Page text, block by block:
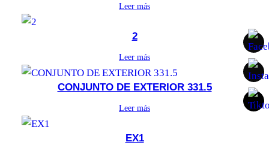
Leer más
2
Leer más
CONJUNTO DE EXTERIOR 331.5
Leer más
EX1